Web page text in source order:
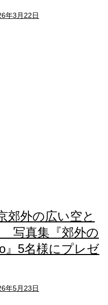
年3月22日
郊外の広い空と
写真集『郊外の
』5名様にプレゼ
年5月23日